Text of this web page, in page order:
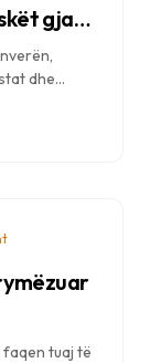
gjatë
dhe
tuaj të